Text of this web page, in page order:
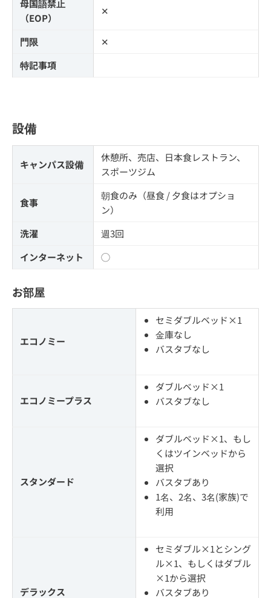
母国語禁止
（EOP）
✕
門限
✕
特記事項
設備
キャンパス設備
休憩所、売店、日本食レストラン、
スポーツジム
食事
朝食のみ（昼食 / 夕食はオプショ
ン）
洗濯
週3回
インターネット
◯
お部屋
エコノミー
セミダブルベッド×1
金庫なし
バスタブなし
エコノミープラス
ダブルベッド×1
バスタブなし
スタンダード
ダブルベッド×1、もし
くはツインベッドから
選択
バスタブあり
1名、2名、3名(家族)で
利用
デラックス
セミダブル×1とシング
ル×1、もしくはダブル
×1から選択
バスタブあり